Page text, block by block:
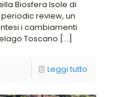
Biosfera Isole di
review, un
i cambiamenti
Toscano […]
Leggi tutto